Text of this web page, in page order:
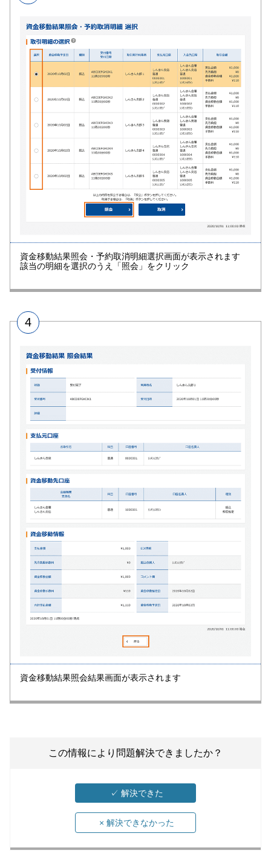
資金移動結果照会・予約取消明細選択画面が表示されます
該当の明細を選択のうえ「照会」をクリック
4
資金移動結果照会結果画面が表示されます
この情報により問題解決できましたか？
✓ 解決できた
× 解決できなかった